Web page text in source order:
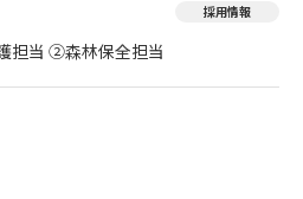
採用情報
担当 ②森林保全担当